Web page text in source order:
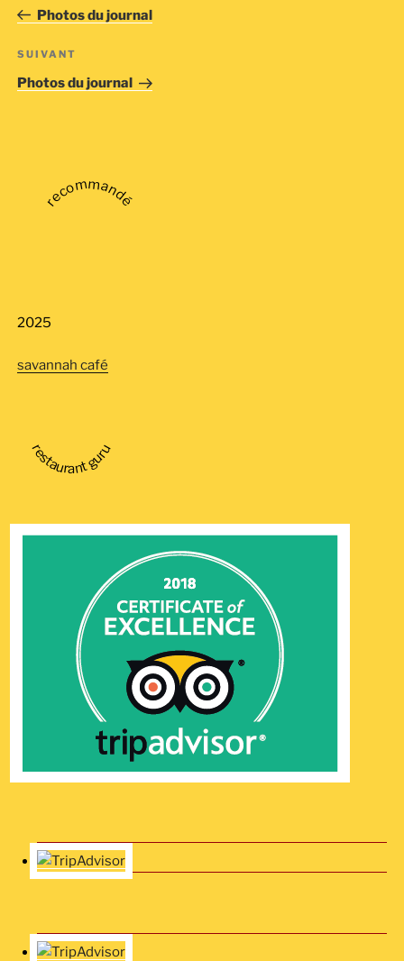
l’article
précédent
Photos du journal
Article
suivant
SUIVANT
Photos du journal
recommandé
2025
savannah café
restaurant guru